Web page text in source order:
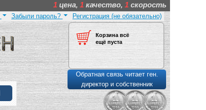
1 цена, 1 качество, 1 скорость
Регистрация (не обязательно)
Забыли пароль?
Корзина всё
ещё пуста
Обратная связь читает ген.
директор и собственник